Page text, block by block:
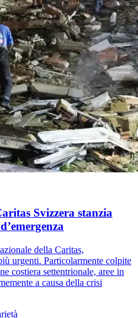
Svizzera stanzia
della Caritas,
urgenti. Particolarmente colpite
costiera settentrionale, aree in
a causa della crisi